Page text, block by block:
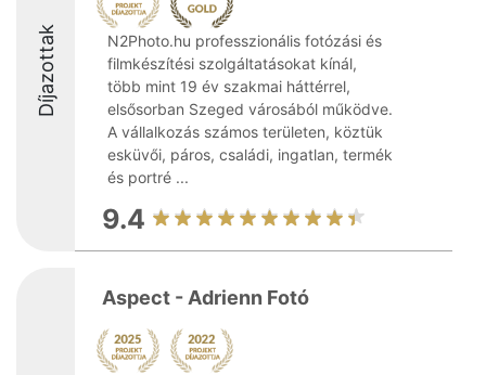
Díjazottak
N2Photo.hu professzionális fotózási és
filmkészítési szolgáltatásokat kínál,
több mint 19 év szakmai háttérrel,
elsősorban Szeged városából működve.
A vállalkozás számos területen, köztük
esküvői, páros, családi, ingatlan, termék
és portré ...
9.4
Aspect - Adrienn Fotó